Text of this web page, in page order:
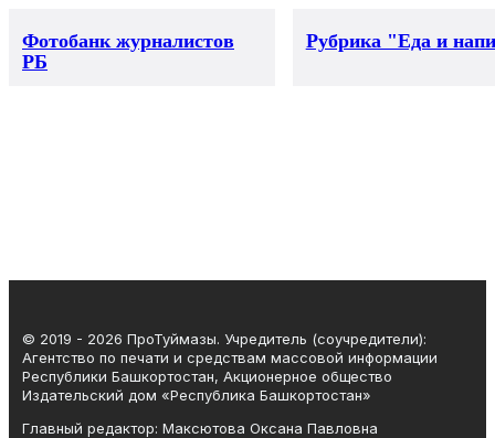
Фотобанк журналистов
РБ
Рубрика "Еда и
© 2019 - 2026 ПроТуймазы. Учредитель (соучредители):
Агентство по печати и средствам массовой информации
Республики Башкортостан, Акционерное общество
Издательский дом «Республика Башкортостан»
Главный редактор: Максютова Оксана Павловна